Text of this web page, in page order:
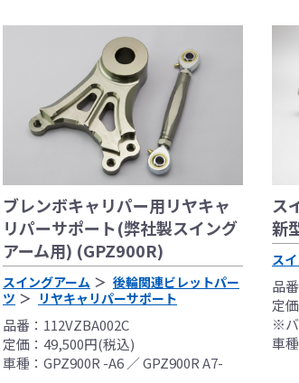
ブレンボキャリパー用リヤキャ
リパーサポート(弊社製スイング
アーム用) (GPZ900R)
スイングアーム
後輪関連ビレットパー
ツ
リヤキャリパーサポート
品番：112VZBA002C
定価：49,500円(税込)
車種：GPZ900R -A6 ／ GPZ900R A7-
ス
新
ス
品
定
※
車
くするために一般車両に装着した写真を
らびにレース使用を目的としており公道
いません。
則を確認の上、お客様ご自身の判断により
整備士が、指定のサービスマニュアル、指
故障に対し保険、保証等は一切無く、商品
了承ください。
となる場合がありますので了承願います。
了承願います。